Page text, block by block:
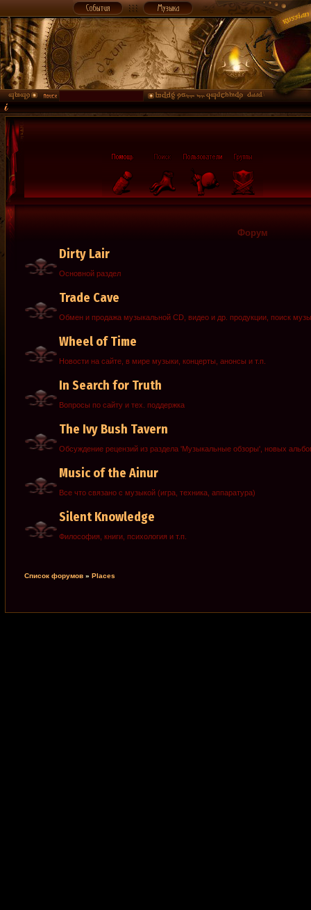
Форум
Dirty Lair
Основной раздел
Trade Cave
Обмен и продажа музыкальной CD, видео и др. продукции, поиск
Wheel of Time
Новости на сайте, в мире музыки, концерты, анонсы и т.п.
In Search for Truth
Вопросы по сайту и тех. поддержка
The Ivy Bush Tavern
Обсуждение рецензий из раздела 'Музыкальные обзоры', новых
Music of the Ainur
Все что связано с музыкой (игра, техника, аппаратура)
Silent Knowledge
Философия, книги, психология и т.п.
Список форумов » Places